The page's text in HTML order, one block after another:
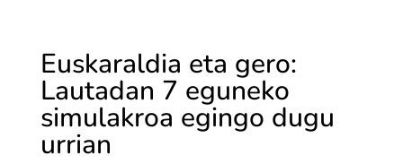
Euskaraldia eta gero:
Lautadan 7 eguneko
simulakroa egingo dugu
urrian